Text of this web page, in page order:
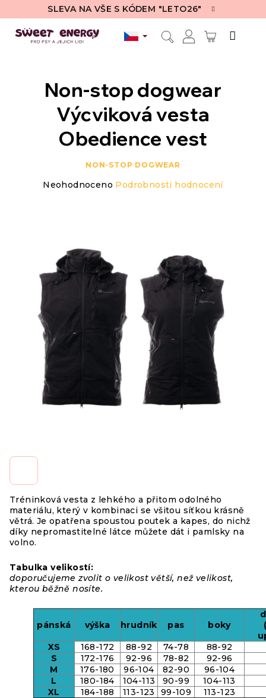
obsah
SLEVA NA VŠE S KÓDEM "LETO26"
Tréninková vesta z lehkého a přitom odolného
materiálu, který v kombinaci se všitou síťkou krásně
větrá. Je opatřena spoustou poutek a kapes, do nichž
díky nepromastitelné látce můžete dát i pamlsky na
volno.
Tabulka velikostí:
doporučujeme zvolit o velikost větší, než velikost,
kterou běžně nosíte.
pánská výška hrudník pas boky
XS
168-172 88-92 74-78
88-92
S
172-176 92-96 78-82
92-96
M
176-180 96-104 82-90
96-104
L
180-184 104-113 90-99
104-113
XL
184-188 113-123 99-109 113-123
Non-stop dogwear
Výcviková vesta
Obedience vest
NON-STOP DOGWEAR
Průměrné
hvězdiček.
Neohodnoceno Podrobnosti hodnocení